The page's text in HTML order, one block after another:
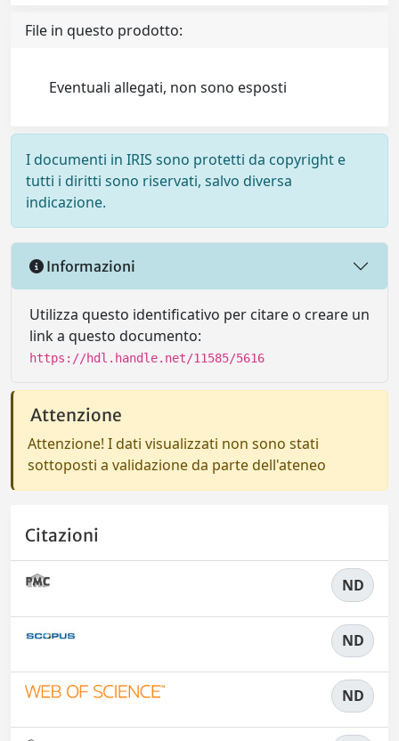
File in questo prodotto:
Eventuali allegati, non sono esposti
I documenti in IRIS sono protetti da copyright e
tutti i diritti sono riservati, salvo diversa
indicazione.
Informazioni
Utilizza questo identificativo per citare o creare un
link a questo documento:
https://hdl.handle.net/11585/5616
Attenzione
Attenzione! I dati visualizzati non sono stati
sottoposti a validazione da parte dell'ateneo
Citazioni
ND
ND
ND